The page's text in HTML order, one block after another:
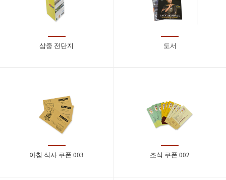
삼중 전단지 도서
아침 식사 쿠폰 003 조식 쿠폰 002